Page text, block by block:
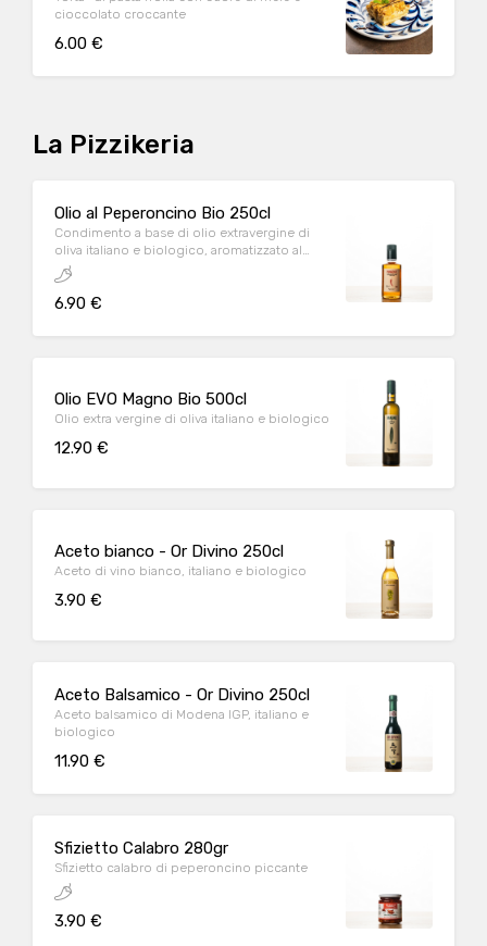
cioccolato croccante
6.00 €
La Pizzikeria
Olio al Peperoncino Bio 250cl
Condimento a base di olio extravergine di
oliva italiano e biologico, aromatizzato al
peperoncino
6.90 €
Olio EVO Magno Bio 500cl
Olio extra vergine di oliva italiano e biologico
12.90 €
Aceto bianco - Or Divino 250cl
Aceto di vino bianco, italiano e biologico
3.90 €
Aceto Balsamico - Or Divino 250cl
Aceto balsamico di Modena IGP, italiano e
biologico
11.90 €
Sfizietto Calabro 280gr
Sfizietto calabro di peperoncino piccante
3.90 €